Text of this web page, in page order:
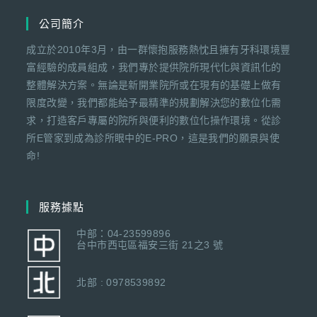
公司簡介
成立於2010年3月，由一群懷抱服務熱忱且擁有牙科環境豐
富經驗的成員組成，我們專於提供院所現代化與資訊化的
整體解決方案。無論是新開業院所或在現有的基礎上做有
限度改變，我們都能給予最精準的規劃解決您的數位化需
求，打造客戶專屬的院所與便利的數位化操作環境。從診
所E管家到成為診所眼中的E-PRO，這是我們的願景與使
命!
服務據點
中部：04-23599896
台中市西屯區福安三街 21之3 號
北部 : 0978539892